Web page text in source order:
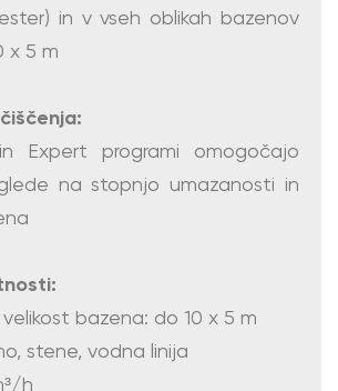
in v vseh oblikah bazenov
x 5 m
Expert programi omogočajo
na stopnjo umazanosti in
bazena: do 10 x 5 m
stene, vodna linija
h